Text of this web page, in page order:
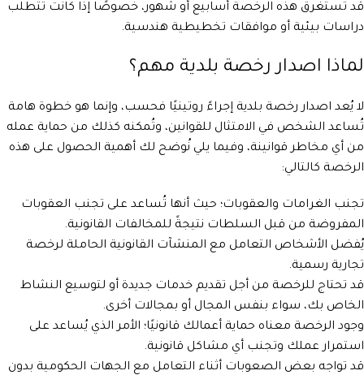
قد تستغرق هذه الرخصة أسابيع أو شهور، خصوصًا إذا كانت تتطلب
دراسات بيئية أو موافقات تخطيطية هندسية.
لماذا اصدار رخصة بلدية مهم؟
لا يُعد اصدار رخصة بلدية إجراءً روتينيًا فحسب، وإنما هو خطوة هامة
تُساعد الشخص في الامتثال للقوانين، وتُمكنه كذلك من حماية عمله
من أي مخاطر قوانينة، وفيما يلي نُوضح لك أهمية الحصول على هذه
الرخصة كالتالي:
تجنب الغرامات والعقوبات؛ حيث أنها تُساعد على تجنب العقوبات
المفروضة من قبل السلطات نتيجةً للمخالفات القانونية.
يُفضل الأشخاص التعامل مع المنشآت القانونية الحاملة لرخصة
تجارية رسمية.
قد تحتاج للرخصة من أجل تقديم خدمات جديدة أو لتوسيع النشاط
الخاص بك، سواء بنفس المجال أو بمجالات أخرى.
وجود الرخصة معناه حماية أعمالك قانونيًا؛ الأمر الذي يُساعد على
استمرار عملك وتجنب أي مشاكل قانونية.
قد تواجه بعض الصعوبات أثناء التعامل مع الجهات الحكومية بدون